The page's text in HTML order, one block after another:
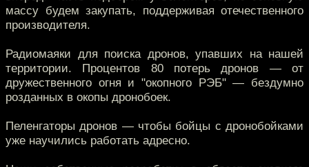
массу будем закупать, поддерживая отечественного
производителя.
Радиомаяки для поиска дронов, упавших на нашей
территории. Процентов 80 потерь дронов — от
дружественного огня и "окопного РЭБ" — бездумно
розданных в окопы дронобоек.
Пеленгаторы дронов — чтобы бойцы с дронобойками
уже научились работать адресно.